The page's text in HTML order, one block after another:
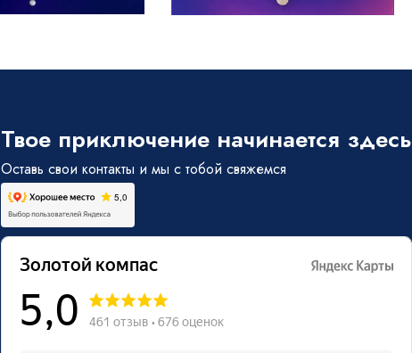
Твое приключение начинается здесь
Оставь свои контакты и мы с тобой свяжемся